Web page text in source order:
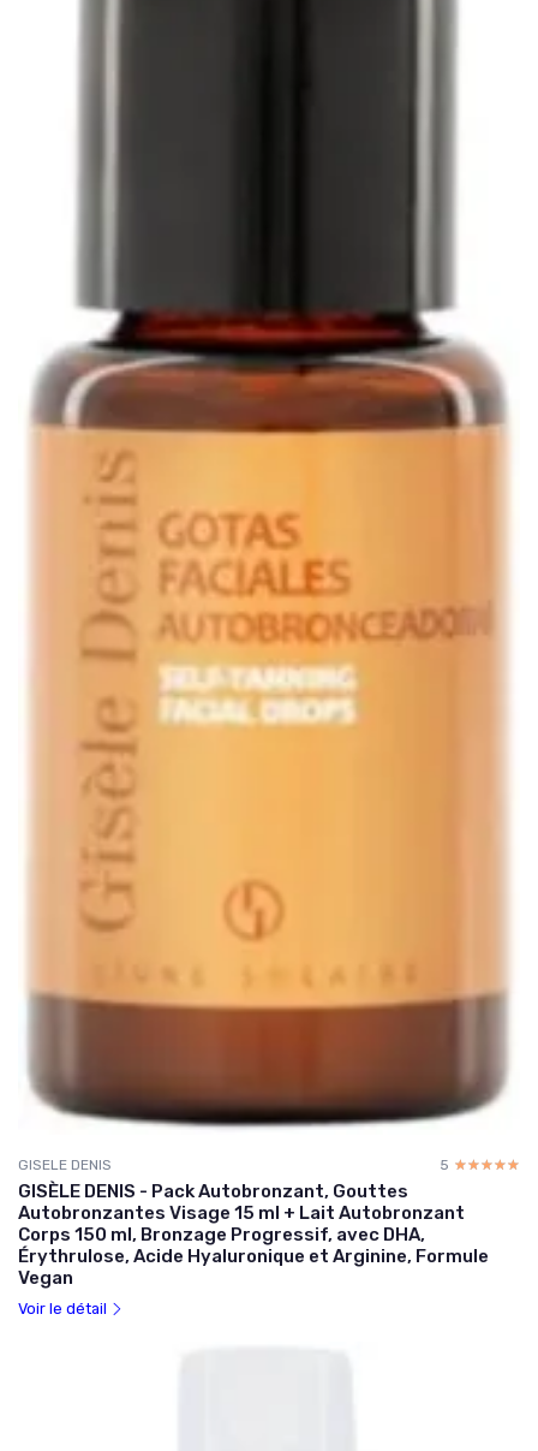
GISELE DENIS 5 ☆☆☆☆☆
★★★★★
GISÈLE DENIS - Pack Autobronzant, Gouttes
Autobronzantes Visage 15 ml + Lait Autobronzant
Corps 150 ml, Bronzage Progressif, avec DHA,
Érythrulose, Acide Hyaluronique et Arginine, Formule
Vegan
Voir le détail